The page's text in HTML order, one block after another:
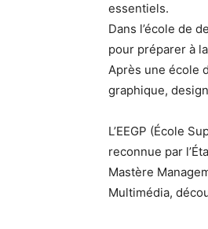
essentiels.
Dans l’école de
pour préparer à
Après une école
graphique,
L’EEGP (École
reconnue par
Mastère
Multimédia,